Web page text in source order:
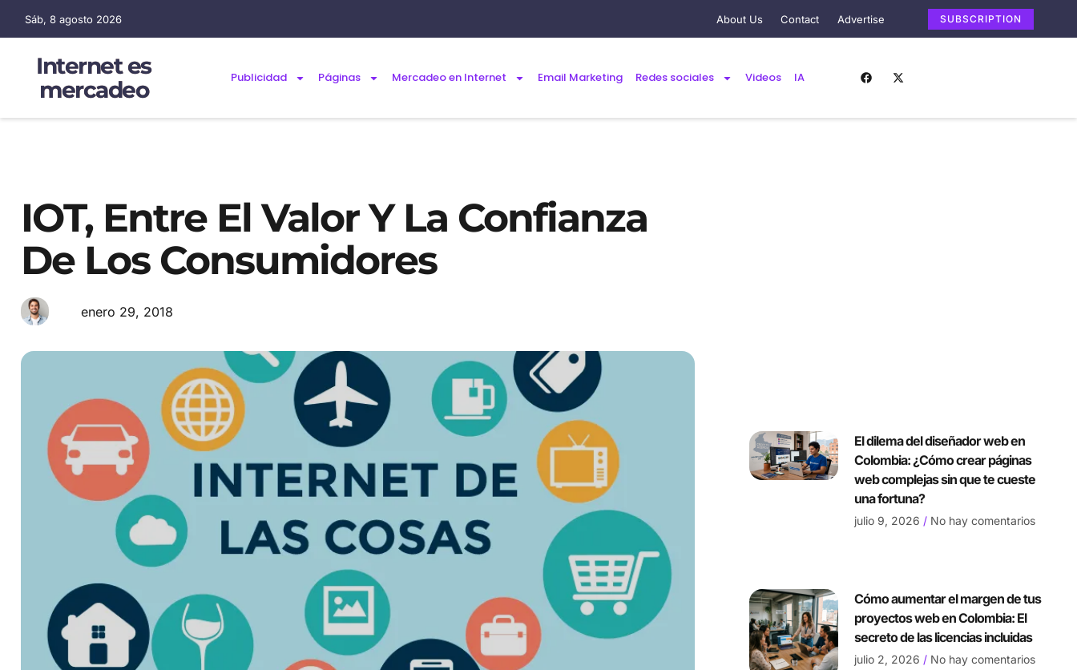
Sáb, 8 agosto 2026 About Us Contact Advertise SUBSCRIPTION
Internet es
mercadeo
Publicidad Páginas Mercadeo en Internet Email Marketing Redes sociales Videos IA
IOT, Entre El Valor Y La Confianza
De Los Consumidores
enero 29, 2018
El dilema del diseñador web en
Colombia: ¿Cómo crear páginas
web complejas sin que te cueste
una fortuna?
julio 9, 2026 No hay comentarios
Cómo aumentar el margen de tus
proyectos web en Colombia: El
secreto de las licencias incluidas
julio 2, 2026 No hay comentarios